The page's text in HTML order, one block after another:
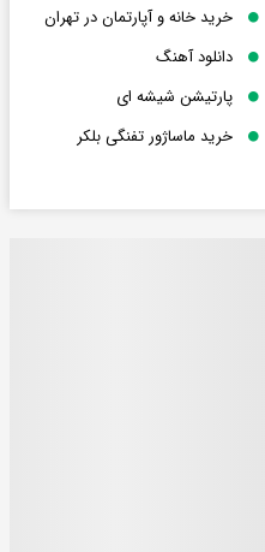
خرید خانه و آپارتمان در تهران
دانلود آهنگ
پارتیشن شیشه ای
خرید ماساژور تفنگی بلکر